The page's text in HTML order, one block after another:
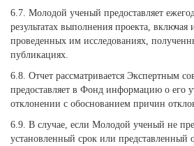
6.7. Молодой ученый предоставляет
результатах выполнения проекта,
проведенных им исследованиях,
публикациях.
6.8. Отчет рассматривается Экспертным
предоставляет в Фонд информацию о его
отклонении с обоснованием причин
6.9. В случае, если Молодой ученый не
установленный срок или представленный